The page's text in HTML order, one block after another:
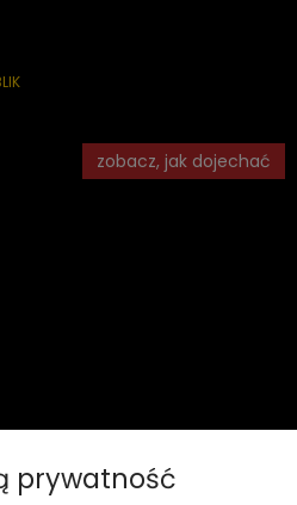
zobacz, jak dojechać
prywatność